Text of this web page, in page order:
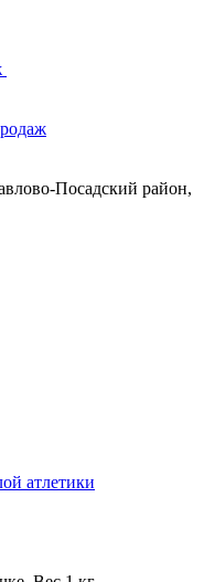
Посадский район,
атлетики